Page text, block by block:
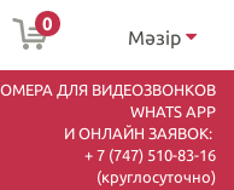
0
Мәзір
ДЛЯ ВИДЕОЗВОНКОВ
WHATS APP
И ОНЛАЙН ЗАЯВОК:
+ 7 (747) 510-83-16
(круглосуточно)